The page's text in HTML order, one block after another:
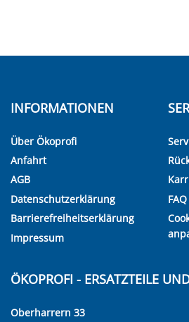
INFORMATIONEN
Über Ökoprofi
Anfahrt
AGB
Datenschutzerklärung
Barrierefreiheitserklärung
Impressum
FAQ
ÖKOPROFI - ERSATZTEILE
Oberharrern 33